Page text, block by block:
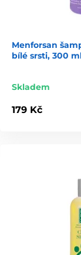
Menforsan
bílé srsti, 300
Skladem
179 Kč